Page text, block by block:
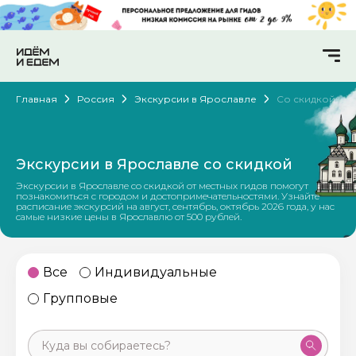
Главная Россия Экскурсии в Ярославле Со скидкой
Экскурсии в Ярославле со скидкой
Экскурсии в Ярославле со скидкой от местных гидов помогут
познакомиться с городом и достопримечательностями. Узнайте
расписание экскурсий на август, сентябрь, октябрь 2026 года, у нас
самые низкие цены в Ярославлю от 500 рублей.
Все
Индивидуальные
Групповые